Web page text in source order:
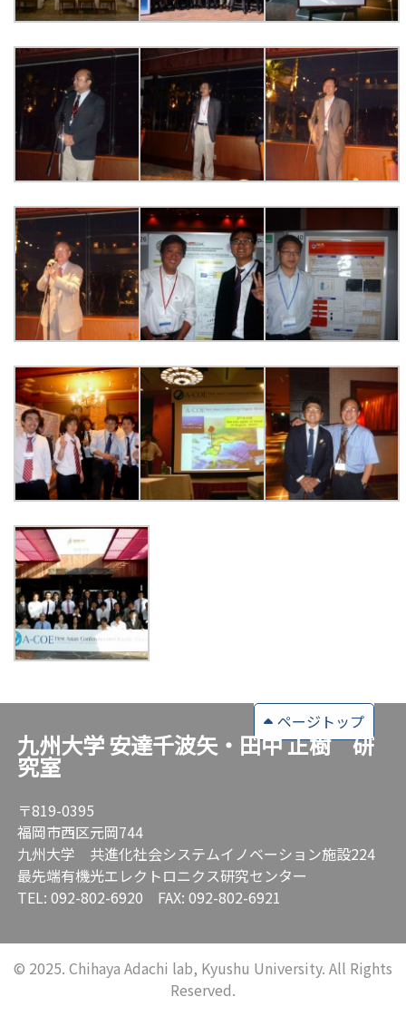
ページトップ
九州大学 安達千波矢・田中 正樹 研
究室
〒819-0395
福岡市西区元岡744
九州大学 共進化社会システムイノベーション施設224
最先端有機光エレクトロニクス研究センター
TEL: 092-802-6920 FAX: 092-802-6921
© 2025. Chihaya Adachi lab, Kyushu University. All Rights
Reserved.